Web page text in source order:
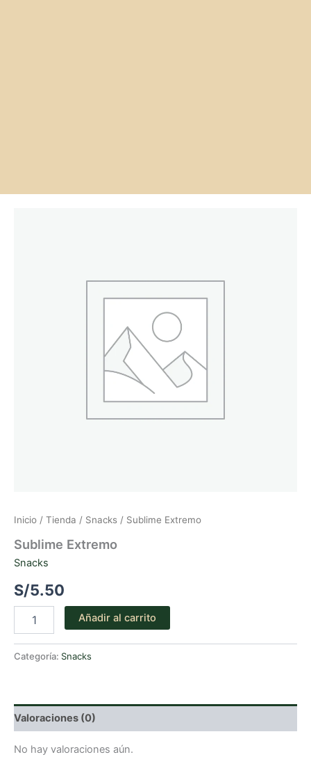
Inicio / Tienda / Snacks / Sublime Extremo
Sublime Extremo
Snacks
S/5.50
Extremo
Añadir al carrito
Categoría: Snacks
Valoraciones (0)
No hay valoraciones aún.